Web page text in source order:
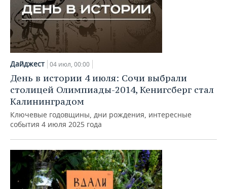
Дайджест 04 июл, 00:00
День в истории 4 июля: Сочи выбрали
столицей Олимпиады-2014, Кенигсберг стал
Калининградом
Ключевые годовщины, дни рождения, интересные
события 4 июля 2025 года